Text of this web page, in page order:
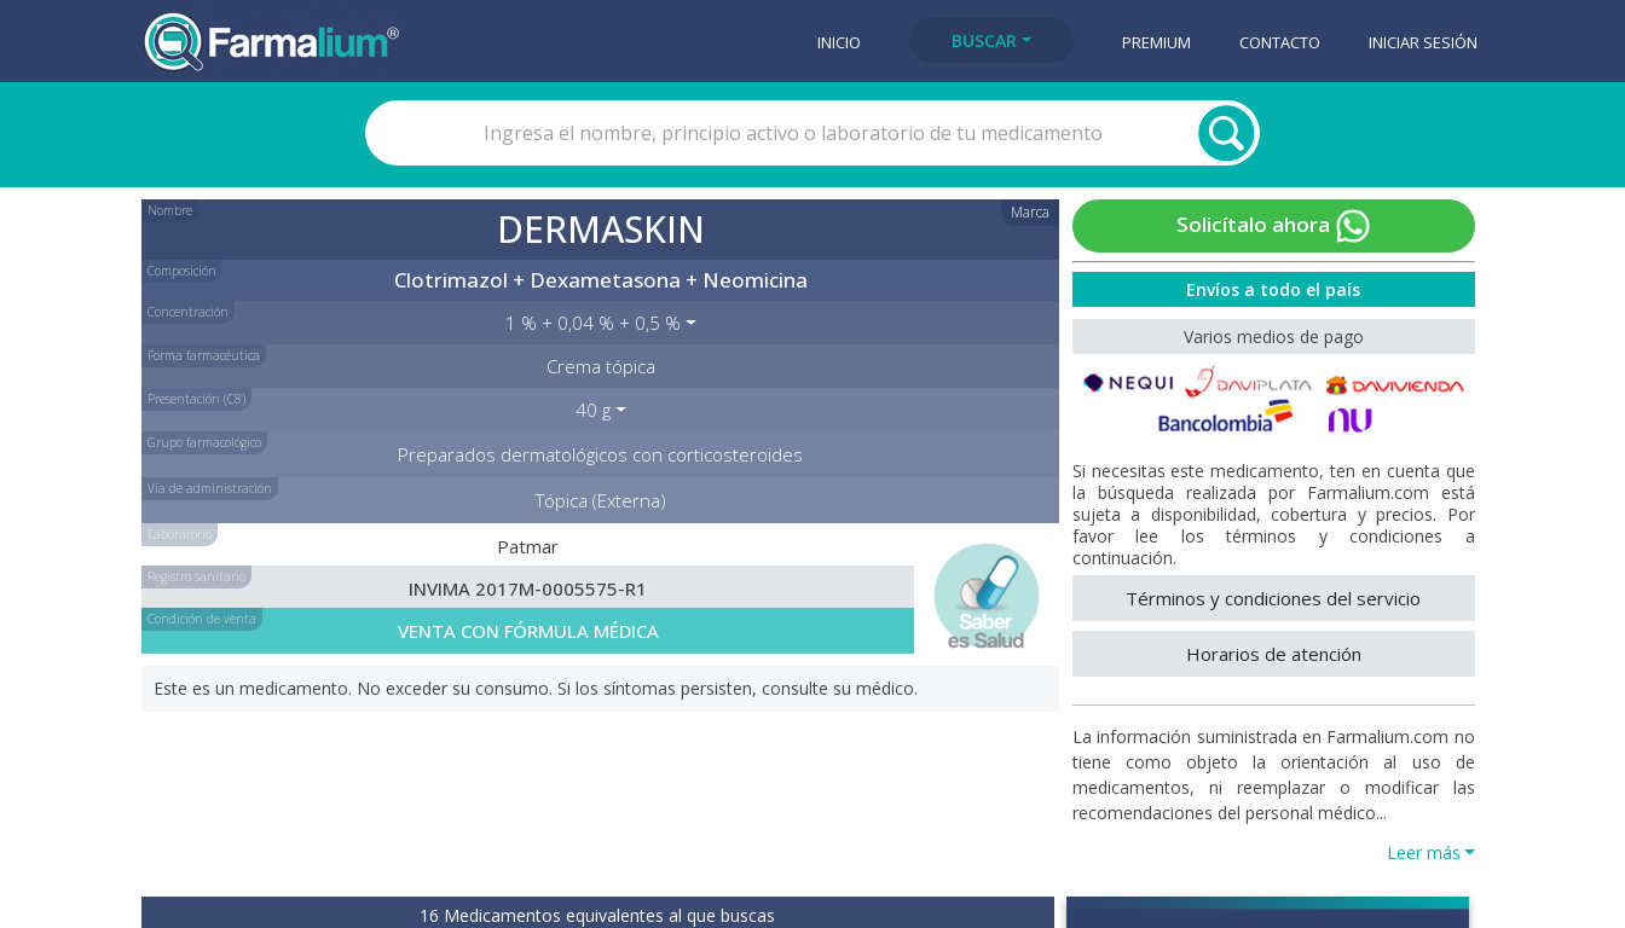
INICIO BUSCAR PREMIUM CONTACTO INICIAR SESIÓN
Nombre Marca
DERMASKIN
Composición Clotrimazol + Dexametasona + Neomicina
Concentración 1 % + 0,04 % + 0,5 %
Forma farmacéutica Crema tópica
Presentación (C8) 40 g
Grupo farmacológico Preparados dermatológicos con corticosteroides
Vía de administración Tópica (Externa)
Laboratorio Patmar
Registro sanitario INVIMA 2017M-0005575-R1
Condición de venta VENTA CON FÓRMULA MÉDICA
Este es un medicamento. No exceder su consumo. Si los síntomas persisten, consulte su médico.
Solicítalo ahora
Envíos a todo el país
Varios medios de pago
Si necesitas este medicamento, ten en cuenta que
la búsqueda realizada por Farmalium.com está
sujeta a disponibilidad, cobertura y precios. Por
favor lee los términos y condiciones a
continuación.
Términos y condiciones del servicio
Horarios de atención
La información suministrada en Farmalium.com no
tiene como objeto la orientación al uso de
medicamentos, ni reemplazar o modificar las
recomendaciones del personal médico...
Leer más
16 Medicamentos equivalentes al que buscas